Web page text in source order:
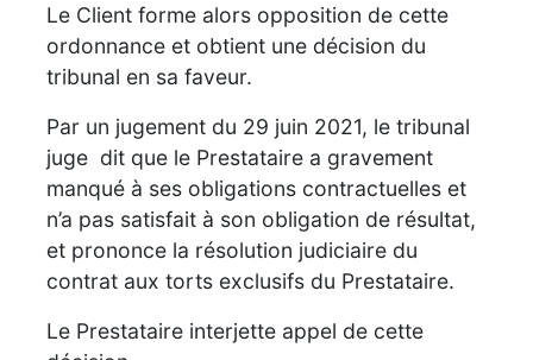
Le Client forme alors opposition de cette
ordonnance et obtient une décision du
tribunal en sa faveur.
Par un jugement du 29 juin 2021, le tribunal
juge dit que le Prestataire a gravement
manqué à ses obligations contractuelles et
n’a pas satisfait à son obligation de résultat,
et prononce la résolution judiciaire du
contrat aux torts exclusifs du Prestataire.
Le Prestataire interjette appel de cette